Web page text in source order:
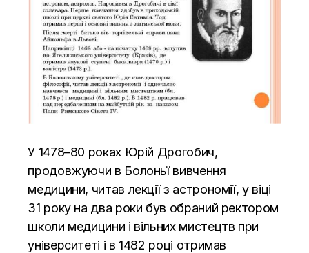
У 1478–80 роках Юрій Дрогобич,
продовжуючи в Болоньї вивчення
медицини, читав лекції з астрономії, у віці
31 року на два роки був обраний ректором
школи медицини і вільних мистецтв при
університеті і в 1482 році отримав